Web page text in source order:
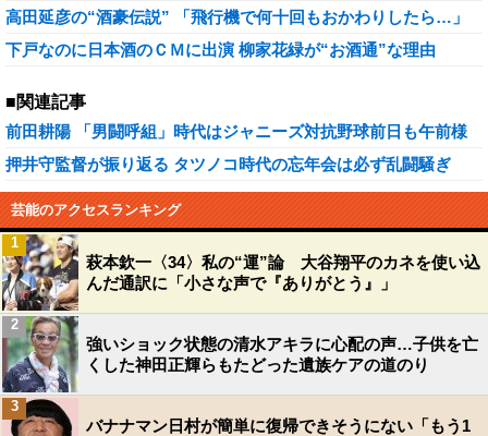
高田延彦の“酒豪伝説” 「飛行機で何十回もおかわりしたら…」
下戸なのに日本酒のＣＭに出演 柳家花緑が“お酒通”な理由
■関連記事
前田耕陽 「男闘呼組」時代はジャニーズ対抗野球前日も午前様
押井守監督が振り返る タツノコ時代の忘年会は必ず乱闘騒ぎ
芸能のアクセスランキング
萩本欽一〈34〉私の“運”論 大谷翔平のカネを使い込
んだ通訳に「小さな声で『ありがとう』」
1
強いショック状態の清水アキラに心配の声…子供を亡
くした神田正輝らもたどった遺族ケアの道のり
2
バナナマン日村が簡単に復帰できそうにない「もう1
3